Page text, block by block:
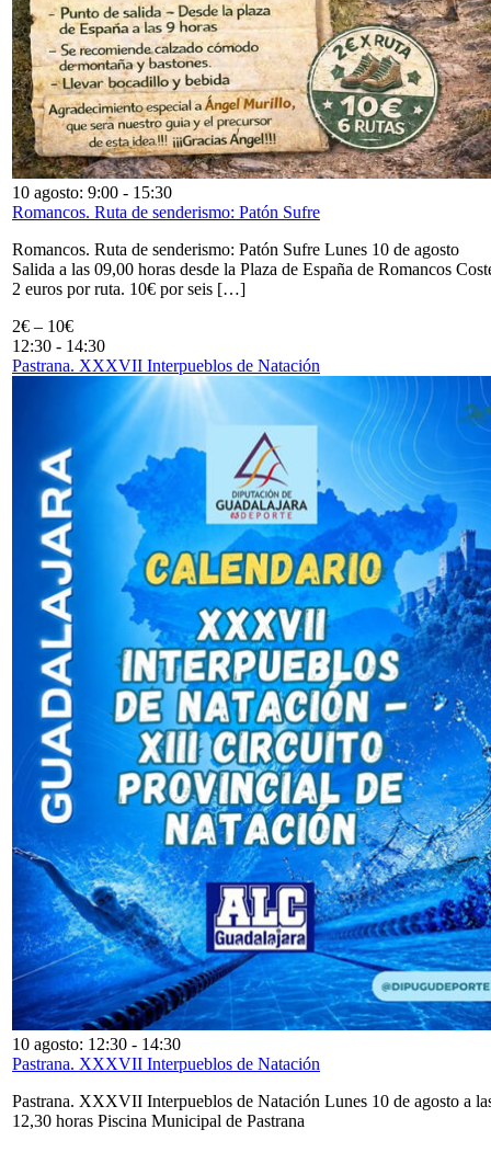
10 agosto: 9:00 - 15:30
Romancos. Ruta de senderismo: Patón Sufre
Romancos. Ruta de senderismo: Patón Sufre Lunes 10 de agosto
Salida a las 09,00 horas desde la Plaza de España de Romancos
2 euros por ruta. 10€ por seis […]
2€ – 10€
12:30 - 14:30
Pastrana. XXXVII Interpueblos de Natación
10 agosto: 12:30 - 14:30
Pastrana. XXXVII Interpueblos de Natación
Pastrana. XXXVII Interpueblos de Natación Lunes 10 de agosto a
12,30 horas Piscina Municipal de Pastrana